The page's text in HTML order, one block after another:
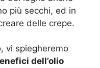
più secchi, ed in
delle crepe.
vi spiegheremo
dell’olio